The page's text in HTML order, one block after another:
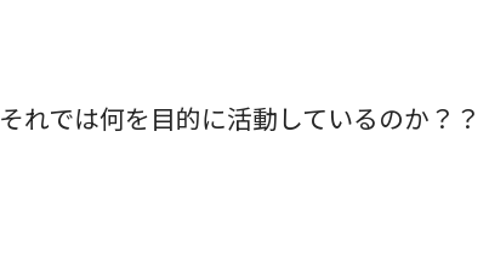
それでは何を目的に活動しているのか？？